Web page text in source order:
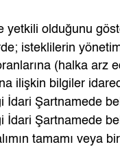
yetkili olduğunu
isteklilerin
(halka arz
ilişkin bilgiler
İdari Şartnamede
İdari Şartnamede
tamamı veya